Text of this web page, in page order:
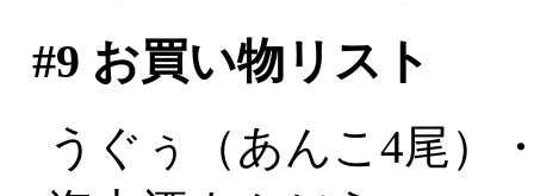
#9 お買い物リスト
うぐぅ（あんこ4尾）